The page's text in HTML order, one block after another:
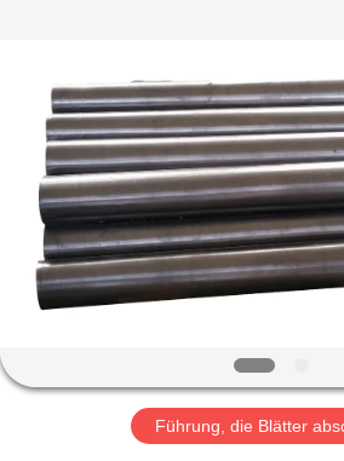
HAUS
PRODUKTE
ÜBER
UNS
FABRIK-
AUSFLUG
Reserved.
Führung, die Blätter